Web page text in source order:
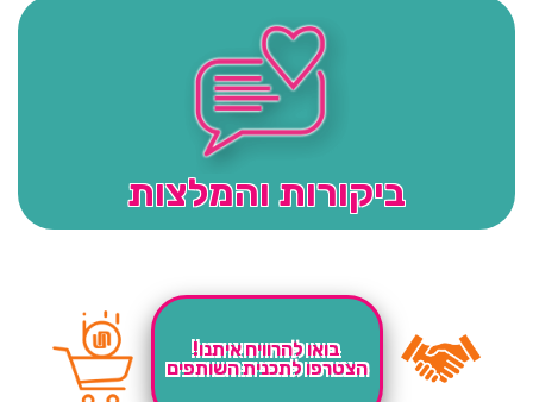
ביקורות והמלצות
בואו להרוויח איתנו!
הצטרפו לתכנית השותפים